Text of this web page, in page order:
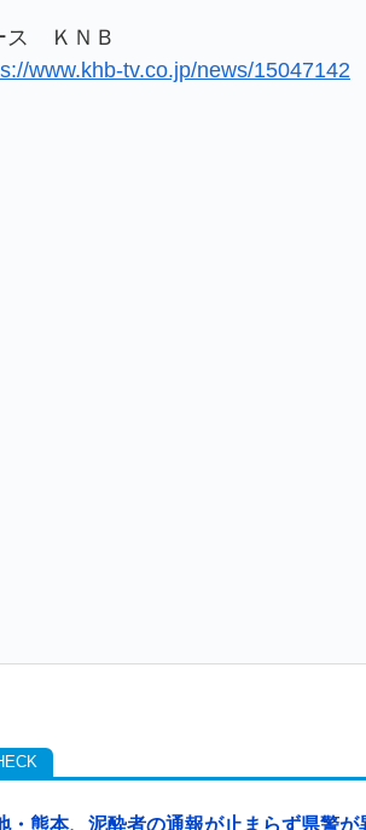
ス ＫＮＢ
www.khb-tv.co.jp/news/15047142
・熊本、泥酔者の通報が止まらず県警が